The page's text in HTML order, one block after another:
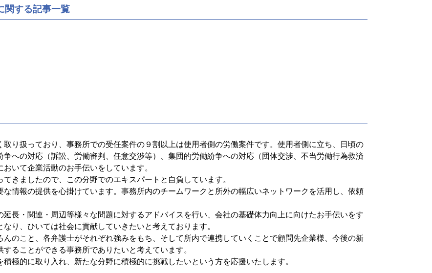
関する記事一覧
り扱っており、事務所での受任案件の９割以上は使用者側の労働案件です。使用者側に立ち、日頃の
への対応（訴訟、労働審判、任意交渉等）、集団的労働紛争への対応（団体交渉、不当労働行為救済
いて企業活動のお手伝いをしています。
きましたので、この分野でのエキスパートと自負しています。
情報の提供を心掛けています。事務所内のチームワークと所外の幅広いネットワークを活用し、依頼
長・関連・周辺等様々な問題に対するアドバイスを行い、会社の基礎体力向上に向けたお手伝いをす
り、ひいては社会に貢献していきたいと考えております。
のこと、各弁護士がそれぞれ強みをもち、そして所内で連携していくことで顧問先企業様、今後の新
ることができる事務所でありたいと考えています。
極的に取り入れ、新たな分野に積極的に挑戦したいという方を応援いたします。